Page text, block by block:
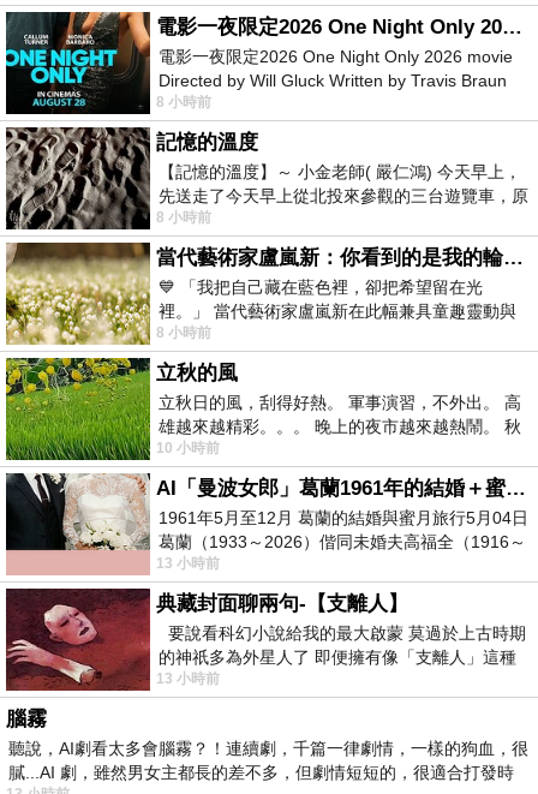
電影一夜限定2026 One Night Only 2026 movie
電影一夜限定2026 One Night Only 2026 movie
Directed by Will Gluck Written by Travis Braun
Starring Monica Barbaro
8 小時前
記憶的溫度
【記憶的溫度】～ 小金老師( 嚴仁鴻) 今天早上，
先送走了今天早上從北投來參觀的三台遊覽車，原
以為展場已經差不多要安靜下來，卻發
8 小時前
當代藝術家盧嵐新：你看到的是我的輪廓，還是你的故事？——藏在藍色裡的希望與光
💙 「我把自己藏在藍色裡，卻把希望留在光
裡。」 當代藝術家盧嵐新在此幅兼具童趣靈動與
抽象韻味的新作中，用湛藍的羽翼般色塊包覆著
8 小時前
立秋的風
立秋日的風，刮得好熱。 軍事演習，不外出。 高
雄越來越精彩。。。 晚上的夜市越來越熱鬧。 秋
天的風刮得很熱 夜遊消暑熱。。。
10 小時前
AI「曼波女郎」葛蘭1961年的結婚＋蜜月旅行 #戀上老電影 #葛蘭 #粟子
1961年5月至12月 葛蘭的結婚與蜜月旅行5月04日
葛蘭（1933～2026）偕同未婚夫高福全（1916～
2004）乘郵輪赴倫敦6月15日於英國倫敦St.S
13 小時前
典藏封面聊兩句-【支離人】
要說看科幻小說給我的最大啟蒙 莫過於上古時期
的神祇多為外星人了 即便擁有像「支離人」這種
驚世駭俗的神通法門 也未必讀
13 小時前
腦霧
聽說，AI劇看太多會腦霧？！連續劇，千篇一律劇情，一樣的狗血，很
膩...AI 劇，雖然男女主都長的差不多，但劇情短短的，很適合打發時